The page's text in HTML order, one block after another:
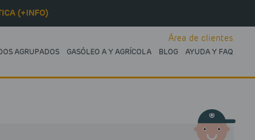
(+INFO)
AGRUPADOS GASÓLEO A Y AGRÍCOLA BLOG AYUDA Y FAQ
Área de clientes